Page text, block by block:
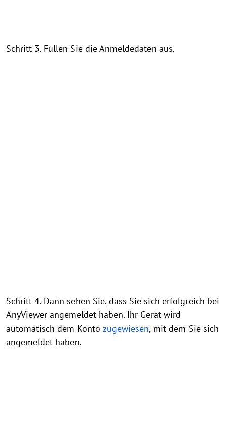
Schritt 3. Füllen Sie die Anmeldedaten aus.
Schritt 4. Dann sehen Sie, dass Sie sich erfolgreich bei
AnyViewer angemeldet haben. Ihr Gerät wird
automatisch dem Konto zugewiesen, mit dem Sie sich
angemeldet haben.